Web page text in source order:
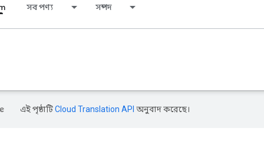
সব পণ্য সম্পদ
এই পৃষ্ঠাটিCloud Translation API অনুবাদ করেছে।